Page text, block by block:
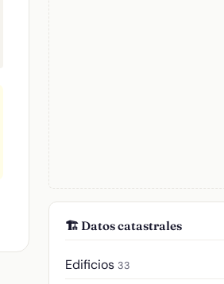
🏗️ Datos catastrales
Edificios 33